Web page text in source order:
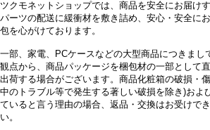
ツクモネットショップでは、商品を安全にお届け
パーツの配送に緩衝材を敷き詰め、安心・安全に
包を心がけております。
一部、家電、PCケースなどの大型商品につきまし
観点から、商品パッケージを梱包材の一部として
出荷する場合がございます。商品化粧箱の破損・
中のトラブル等で発生する著しい破損を除き)およ
ていると言う理由の場合、返品・交換はお受けで
い。